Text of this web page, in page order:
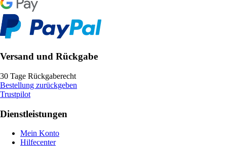
Versand und Rückgabe
30 Tage Rückgaberecht
Bestellung zurückgeben
Trustpilot
Dienstleistungen
Mein Konto
Hilfecenter